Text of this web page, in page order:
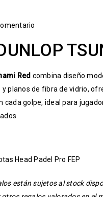
Red combina diseño
y planos de fibra de vidrio,
cada golpe, ideal para
Head Padel Pro FEP
están sujetos al stock